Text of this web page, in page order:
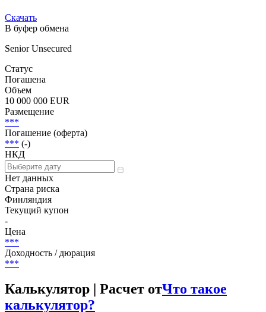
Скачать
В буфер обмена
Senior Unsecured
Статус
Погашена
Объем
10 000 000 EUR
Размещение
***
Погашение (оферта)
*** (-)
НКД
Нет данных
Страна риска
Финляндия
Текущий купон
-
Цена
***
Доходность / дюрация
***
Калькулятор | Расчет отЧто такое
калькулятор?